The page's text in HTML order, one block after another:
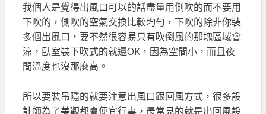
我個人是覺得出風口可以的話盡量用側吹的而不要用
下吹的，側吹的空氣交換比較均勻，下吹的除非你裝
多個出風口，要不然很容易只有吹倒風的那塊區域會
涼，臥室裝下吹式的就還OK，因為空間小，而且夜
間溫度也沒那麼高。
所以要裝吊隱的就要注意出風口跟回風方式，很多設
計師為了美觀都會便宜行事，最常見的就是出回風設